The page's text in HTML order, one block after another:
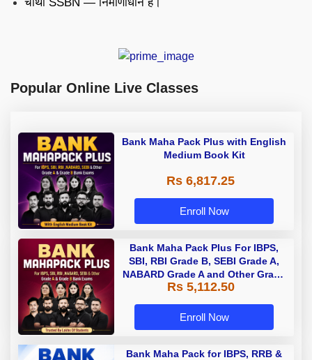
Popular Online Live Classes
Bank Maha Pack Plus with English
Medium Book Kit
Rs 6,817.25
Enroll Now
Bank Maha Pack Plus For IBPS,
SBI, RBI Grade B, SEBI Grade A,
NABARD Grade A and Other Grade
A & Grade B Bank Exams
Rs 5,112.50
Enroll Now
Bank Maha Pack for IBPS, RRB &